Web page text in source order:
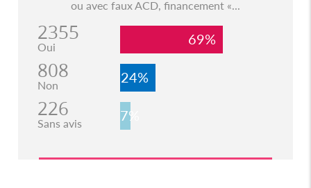
ou avec faux ACD, financement «...
2355
Oui 69%
808
Non 24%
226
Sans avis 7%